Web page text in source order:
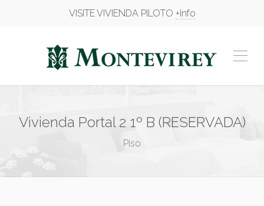
VISITE VIVIENDA PILOTO +Info
Vivienda Portal 2 1º B (RESERVADA)
Piso